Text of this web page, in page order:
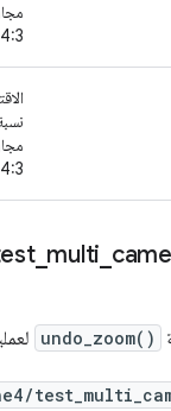
4:3 و16:9 و2:1
4:3 و16:9 و2:1
_ multi
undo_zoom()